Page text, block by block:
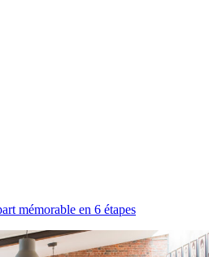
mémorable en 6 étapes